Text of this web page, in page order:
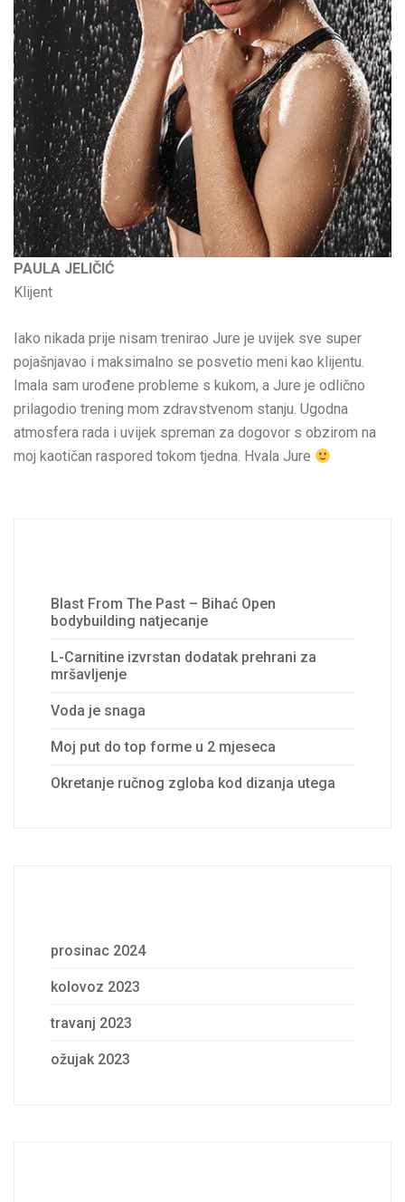
PAULA JELIČIĆ
Klijent
Iako nikada prije nisam trenirao Jure je uvijek sve super
pojašnjavao i maksimalno se posvetio meni kao klijentu.
Imala sam urođene probleme s kukom, a Jure je odlično
prilagodio trening mom zdravstvenom stanju. Ugodna
atmosfera rada i uvijek spreman za dogovor s obzirom na
moj kaotičan raspored tokom tjedna. Hvala Jure
Blast From The Past – Bihać Open
bodybuilding natjecanje
L-Carnitine izvrstan dodatak prehrani za
mršavljenje
Voda je snaga
Moj put do top forme u 2 mjeseca
Okretanje ručnog zgloba kod dizanja utega
prosinac 2024
kolovoz 2023
travanj 2023
ožujak 2023